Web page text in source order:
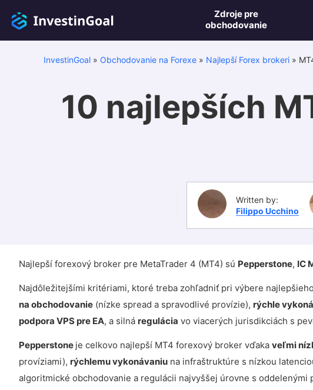
Zdroje pre
obchodovanie
InvestinGoal» Obchodovanie na Forexe» Najlepší Forex brokeri»
10 najlepších
Written by:
Filippo Ucchino
Najlepší forexový broker pre MetaTrader 4 (MT4) sú Pepperstone, IC
Najdôležitejšími kritériami, ktoré treba zohľadniť pri výbere
na obchodovanie (nízke spread a spravodlivé provízie), rýchle
podpora VPS pre EA, a silná regulácia vo viacerých jurisdikciách s
Pepperstone je celkovo najlepší MT4 forexový broker vďaka veľmi
províziami), rýchlemu vykonávaniu na infraštruktúre s nízkou
algoritmické obchodovanie a regulácii najvyššej úrovne s oddelenými